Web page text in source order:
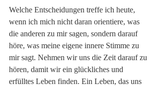
Welche Entscheidungen treffe ich heute,
wenn ich mich nicht daran orientiere, was
die anderen zu mir sagen, sondern darauf
höre, was meine eigene innere Stimme zu
mir sagt. Nehmen wir uns die Zeit darauf zu
hören, damit wir ein glückliches und
erfülltes Leben finden. Ein Leben, das uns